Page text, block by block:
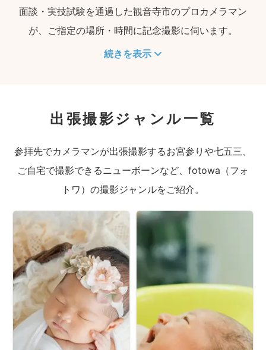
面談・実技試験を通過した観音寺市のプロカメラマン
が、ご指定の場所・時間に記念撮影に伺います。
続きを表示
出張撮影ジャンル一覧
参拝先でカメラマンが出張撮影するお宮参りや七五三、
ご自宅で撮影できるニューボーンなど、fotowa（フォ
トワ）の撮影ジャンルをご紹介。